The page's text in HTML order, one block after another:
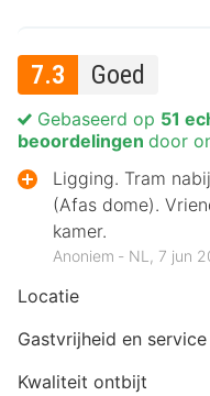
7.3 Goed
Locatie
Gastvrijheid en service
Kwaliteit ontbijt
Gebaseerd op 51
beoordelingen door
Ligging. Tram
(Afas dome).
kamer.
Anoniem ‐ NL, 7 jun